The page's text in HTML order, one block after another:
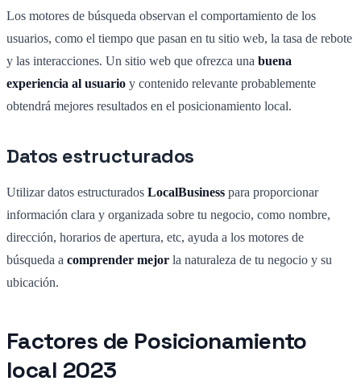
Los motores de búsqueda observan el comportamiento de los
usuarios, como el tiempo que pasan en tu sitio web, la tasa de rebote
y las interacciones. Un sitio web que ofrezca una buena
experiencia al usuario y contenido relevante probablemente
obtendrá mejores resultados en el posicionamiento local.
Datos estructurados
Utilizar datos estructurados LocalBusiness para proporcionar
información clara y organizada sobre tu negocio, como nombre,
dirección, horarios de apertura, etc, ayuda a los motores de
búsqueda a comprender mejor la naturaleza de tu negocio y su
ubicación.
Factores de Posicionamiento
local 2023